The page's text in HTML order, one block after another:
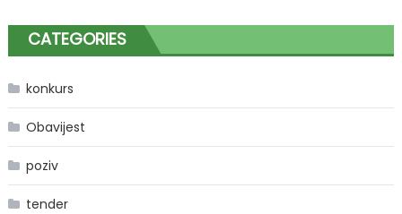
CATEGORIES
konkurs
Obavijest
poziv
tender